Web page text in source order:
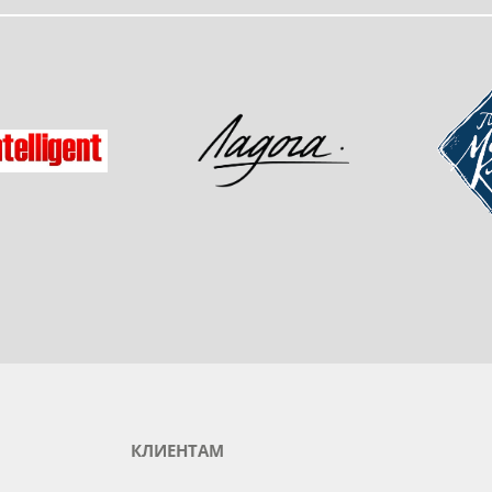
любимого бренда
Ладога
КЛИЕНТАМ